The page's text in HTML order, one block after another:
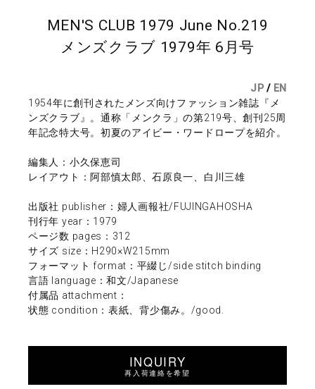
MEN'S CLUB 1979 June No.219
メンズクラブ 1979年 6月号
JP / EN
1954年に創刊されたメンズ向けファッション雑誌『メ
ンズクラブ』。通称「メンクラ」の第219号、創刊25周
年記念特大号。初夏のアイビー・ワードロープを紹介。
編集人：小久保恵司
レイアウト：阿部慎太郎、石原良一、白川三雄
出版社 publisher：婦人画報社/FUJINGAHOSHA
刊行年 year：1979
ページ数 pages：312
サイズ size：H290×W215mm
フォーマット format：平綴じ/side stitch binding
言語 language：和文/Japanese
付属品 attachment：
状態 condition：表紙、背少傷み。/good.
INQUIRY
再入荷連絡を希望